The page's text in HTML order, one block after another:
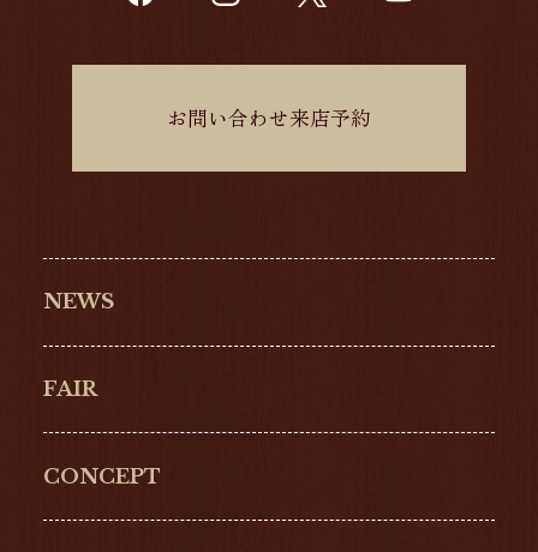
NEWS
FAIR
CONCEPT
お問い合わせ来店予約